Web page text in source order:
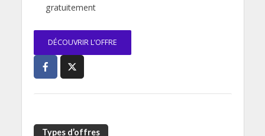
gratuitement
DÉCOUVRIR L’OFFRE
Types d’offres